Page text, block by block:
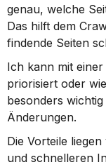
genau, welche
Das hilft dem
findende Seiten
Ich kann mit
priorisiert oder
besonders
Änderungen.
Die Vorteile
und schnelleren